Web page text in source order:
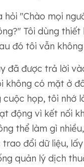
hỏi "Chào mọi
Tôi dùng
đó tôi vẫn
đã được trả lời
không có mặt ở
cuộc họp, tôi nhớ
động vì kết nối
thể làm gì
đổi dữ liệu,
quản lý dịch